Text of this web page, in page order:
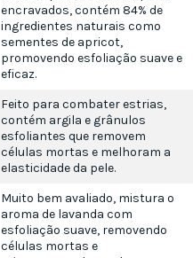
encravados, contém 84% de
ingredientes naturais como
sementes de apricot,
promovendo esfoliação suave e
eficaz.
Feito para combater estrias,
contém argila e grânulos
esfoliantes que removem
células mortas e melhoram a
elasticidade da pele.
Muito bem avaliado, mistura o
aroma de lavanda com
esfoliação suave, removendo
células mortas e